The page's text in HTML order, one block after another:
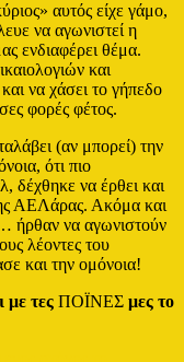
αυτός είχε γάμο,
να αγωνιστεί η
ενδιαφέρει θέμα.
και
να χάσει το γήπεδο
φορές φέτος.
(αν μπορεί) την
ότι πιο
δέχθηκε να έρθει και
ΑΕΛάρας. Ακόμα και
ήρθαν να αγωνιστούν
λέοντες του
και την ομόνοια!
τες ΠΟΪΝΕΣ μες το